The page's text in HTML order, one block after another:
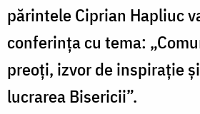
părintele Ciprian Hapliuc
conferința cu tema:
preoți, izvor de inspirație
lucrarea Bisericii”.